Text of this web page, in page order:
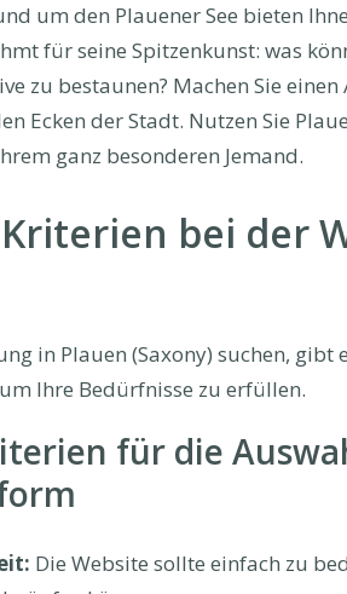
um den Plauener See bieten
für seine Spitzenkunst: was
zu bestaunen? Machen Sie
Ecken der Stadt. Nutzen Sie
ganz besonderen Jemand.
bei der
in Plauen (Saxony) suchen,
Ihre Bedürfnisse zu erfüllen.
für die
Die Website sollte einfach zu